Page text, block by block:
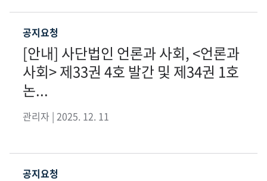
공지요청
[안내] 사단법인 언론과 사회, <언론과
사회> 제33권 4호 발간 및 제34권 1호
논...
관리자 | 2025. 12. 11
공지요청